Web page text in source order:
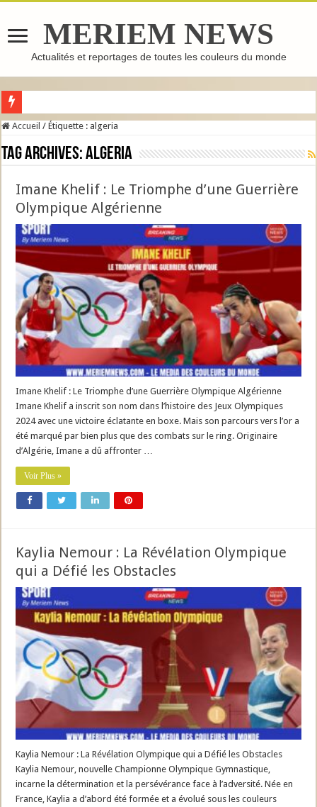
MERIEM NEWS
Actualités et reportages de toutes les couleurs du monde
GHASSOUL : L’ARGILE MAROCAINE QUI FAIT LE TOUR DU MONDE
Accueil / Étiquette : algeria
Tag Archives:algeria
Imane Khelif : Le Triomphe d’une Guerrière
Olympique Algérienne
Imane Khelif : Le Triomphe d’une Guerrière Olympique Algérienne
Imane Khelif a inscrit son nom dans l’histoire des Jeux Olympiques
2024 avec une victoire éclatante en boxe. Mais son parcours vers l’or a
été marqué par bien plus que des combats sur le ring. Originaire
d’Algérie, Imane a dû affronter …
Voir Plus »
Kaylia Nemour : La Révélation Olympique
qui a Défié les Obstacles
Kaylia Nemour : La Révélation Olympique qui a Défié les Obstacles
Kaylia Nemour, nouvelle Championne Olympique Gymnastique,
incarne la détermination et la persévérance face à l’adversité. Née en
France, Kaylia a d’abord été formée et a évolué sous les couleurs